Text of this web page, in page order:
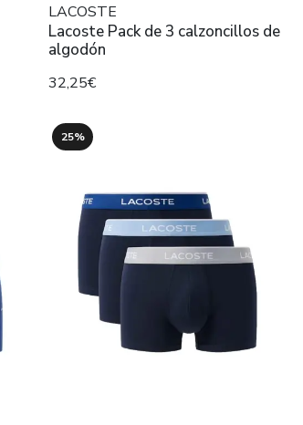
LACOSTE
Lacoste Pack de 3 calzoncillos de
algodón
32,25€
25%